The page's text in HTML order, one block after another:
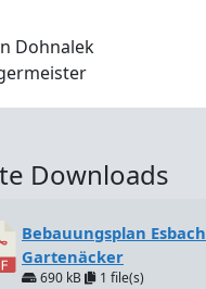
Dohnalek
Downloads
Bebauungsplan Esbach
Gartenäcker
690 kB 1 file(s)